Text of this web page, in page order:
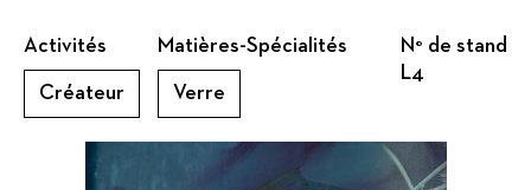
Activités
Créateur
Matières-Spécialités
Verre
N° de stand
L4